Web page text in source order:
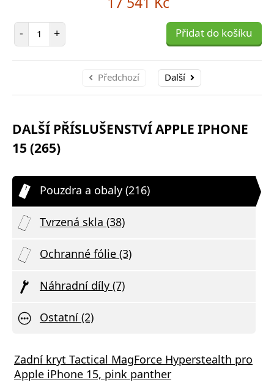
- Počet položek
+ Přidat do košíku
Předchozí Další
DALŠÍ PŘÍSLUŠENSTVÍ APPLE IPHONE
15 (265)
Pouzdra a obaly (216)
Tvrzená skla (38)
Ochranné fólie (3)
Náhradní díly (7)
Ostatní (2)
Zadní kryt Tactical MagForce Hyperstealth pro
Apple iPhone 15, pink panther